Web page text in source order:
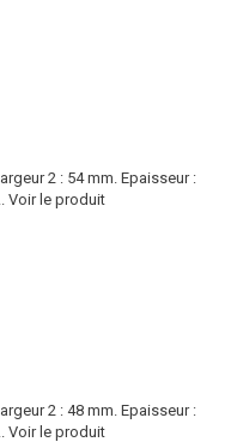
2 : 54 mm. Epaisseur :
Voir le produit
2 : 48 mm. Epaisseur :
Voir le produit